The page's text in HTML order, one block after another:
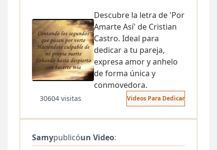
Descubre la letra de 'Por
Amarte Así' de Cristian
Castro. Ideal para
dedicar a tu pareja,
expresa amor y anhelo
de forma única y
conmovedora.
30604 visitas Videos Para Dedicar
Samypublicóun Video: